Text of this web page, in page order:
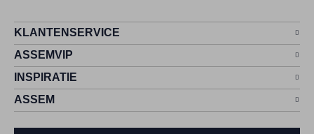
KLANTENSERVICE
ASSEMVIP
INSPIRATIE
ASSEM